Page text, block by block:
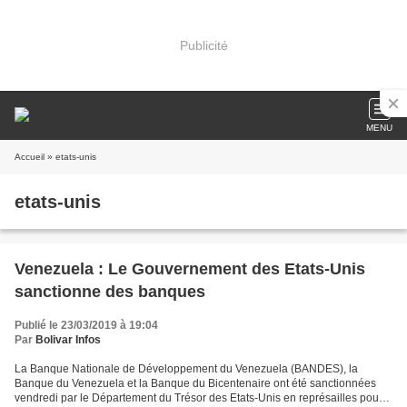
Publicité
MENU
Accueil » etats-unis
etats-unis
Venezuela : Le Gouvernement des Etats-Unis
sanctionne des banques
Publié le 23/03/2019 à 19:04
Par Bolivar Infos
La Banque Nationale de Développement du Venezuela (BANDES), la
Banque du Venezuela et la Banque du Bicentenaire ont été sanctionnées
vendredi par le Département du Trésor des Etats-Unis en représailles pour